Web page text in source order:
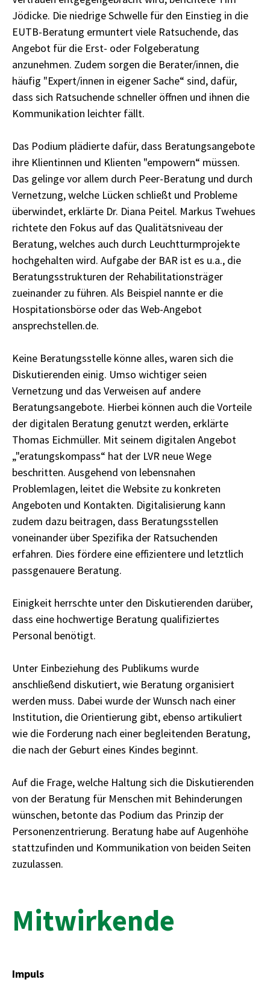
Jödicke. Die niedrige Schwelle für den Einstieg in die
EUTB-Beratung ermuntert viele Ratsuchende, das
Angebot für die Erst- oder Folgeberatung
anzunehmen. Zudem sorgen die Berater/innen, die
häufig "Expert/innen in eigener Sache“ sind, dafür,
dass sich Ratsuchende schneller öffnen und ihnen die
Kommunikation leichter fällt.
Das Podium plädierte dafür, dass Beratungsangebote
ihre Klientinnen und Klienten "empowern“ müssen.
Das gelinge vor allem durch Peer-Beratung und durch
Vernetzung, welche Lücken schließt und Probleme
überwindet, erklärte Dr. Diana Peitel. Markus Twehues
richtete den Fokus auf das Qualitätsniveau der
Beratung, welches auch durch Leuchtturmprojekte
hochgehalten wird. Aufgabe der BAR ist es u.a., die
Beratungsstrukturen der Rehabilitationsträger
zueinander zu führen. Als Beispiel nannte er die
Hospitationsbörse oder das Web-Angebot
ansprechstellen.de.
Keine Beratungsstelle könne alles, waren sich die
Diskutierenden einig. Umso wichtiger seien
Vernetzung und das Verweisen auf andere
Beratungsangebote. Hierbei können auch die Vorteile
der digitalen Beratung genutzt werden, erklärte
Thomas Eichmüller. Mit seinem digitalen Angebot
„"eratungskompass“ hat der LVR neue Wege
beschritten. Ausgehend von lebensnahen
Problemlagen, leitet die Website zu konkreten
Angeboten und Kontakten. Digitalisierung kann
zudem dazu beitragen, dass Beratungsstellen
voneinander über Spezifika der Ratsuchenden
erfahren. Dies fördere eine effizientere und letztlich
passgenauere Beratung.
Einigkeit herrschte unter den Diskutierenden darüber,
dass eine hochwertige Beratung qualifiziertes
Personal benötigt.
Unter Einbeziehung des Publikums wurde
anschließend diskutiert, wie Beratung organisiert
werden muss. Dabei wurde der Wunsch nach einer
Institution, die Orientierung gibt, ebenso artikuliert
wie die Forderung nach einer begleitenden Beratung,
die nach der Geburt eines Kindes beginnt.
Auf die Frage, welche Haltung sich die Diskutierenden
von der Beratung für Menschen mit Behinderungen
wünschen, betonte das Podium das Prinzip der
Personenzentrierung. Beratung habe auf Augenhöhe
stattzufinden und Kommunikation von beiden Seiten
zuzulassen.
Mitwirkende
Impuls